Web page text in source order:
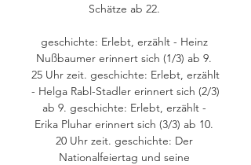
Schätze ab 22.
geschichte: Erlebt, erzählt - Heinz
Nußbaumer erinnert sich (1/3) ab 9.
25 Uhr zeit. geschichte: Erlebt, erzählt
- Helga Rabl-Stadler erinnert sich (2/3)
ab 9. geschichte: Erlebt, erzählt -
Erika Pluhar erinnert sich (3/3) ab 10.
20 Uhr zeit. geschichte: Der
Nationalfeiertag und seine